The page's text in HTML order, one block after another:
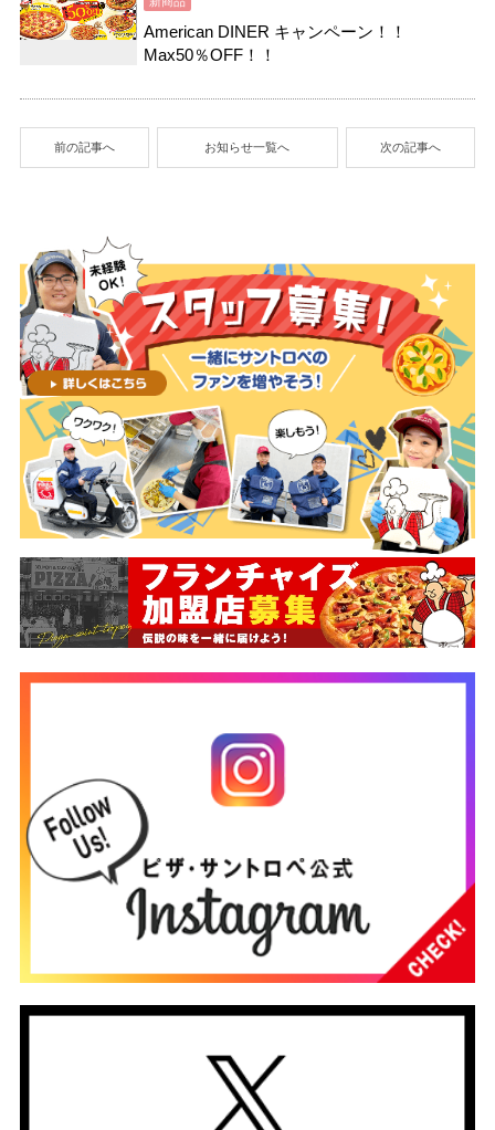
American DINER キャンペーン！！
Max50％OFF！！
前の記事へ お知らせ一覧へ 次の記事へ